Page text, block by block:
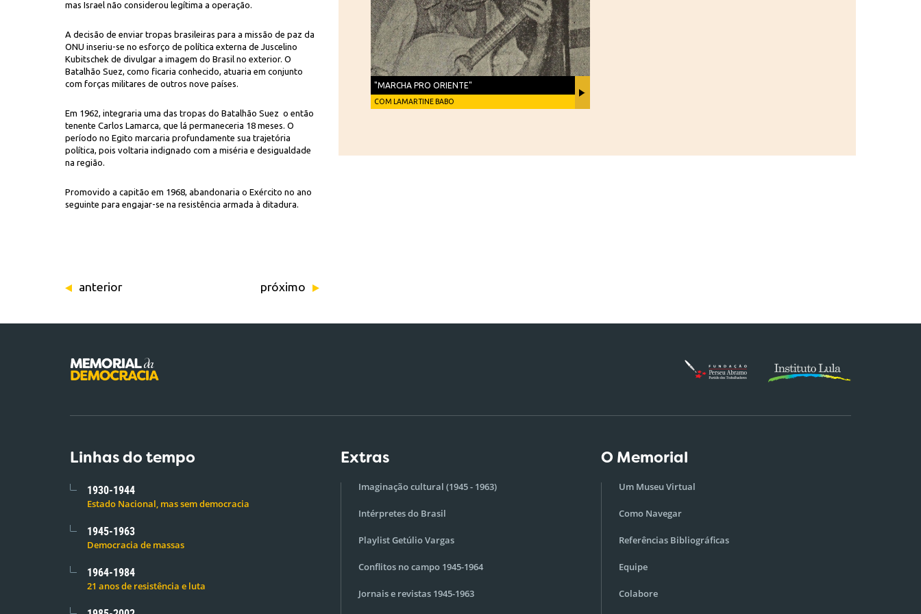
mas Israel não considerou legítima a operação.
A decisão de enviar tropas brasileiras para a missão de paz da
ONU inseriu-se no esforço de política externa de Juscelino
Kubitschek de divulgar a imagem do Brasil no exterior. O
Batalhão Suez, como ficaria conhecido, atuaria em conjunto
com forças militares de outros nove países.
Em 1962, integraria uma das tropas do Batalhão Suez o então
tenente Carlos Lamarca, que lá permaneceria 18 meses. O
período no Egito marcaria profundamente sua trajetória
política, pois voltaria indignado com a miséria e desigualdade
na região.
Promovido a capitão em 1968, abandonaria o Exército no ano
seguinte para engajar-se na resistência armada à ditadura.
anterior próximo
"MARCHA PRO ORIENTE"
COM LAMARTINE BABO
Linhas do tempo
1930-1944
Estado Nacional, mas sem democracia
1945-1963
Democracia de massas
1964-1984
21 anos de resistência e luta
Extras
Imaginação cultural (1945 - 1963)
Intérpretes do Brasil
Playlist Getúlio Vargas
Conflitos no campo 1945-1964
Jornais e revistas 1945-1963
O Memorial
Um Museu Virtual
Como Navegar
Referências Bibliográficas
Equipe
Colabore